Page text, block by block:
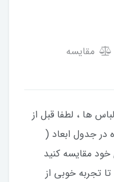
مقایسه
ها ، لطفا قبل از
در جدول ابعاد (
مقایسه کنید
تجربه خوبی از